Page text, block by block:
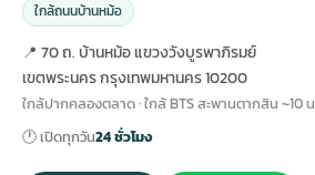
ใกล้ถนนบ้านหม้อ
📍 70 ถ. บ้านหม้อ แขวงวังบูรพาภิรมย์
เขตพระนคร กรุงเทพมหานคร 10200
ใกล้ปากคลองตลาด · ใกล้ BTS สะพานตากสิน ~10
🕐 เปิดทุกวัน24 ชั่วโมง